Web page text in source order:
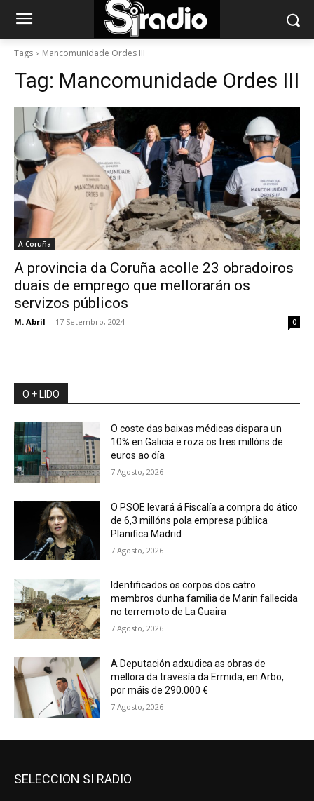
Tags Mancomunidade Ordes III
Tag: Mancomunidade Ordes III
A Coruña
A provincia da Coruña acolle 23 obradoiros
duais de emprego que mellorarán os
servizos públicos
M. Abril - 17 Setembro, 2024 0
O + LIDO
O coste das baixas médicas dispara un
10% en Galicia e roza os tres millóns de
euros ao día
7 Agosto, 2026
O PSOE levará á Fiscalía a compra do ático
de 6,3 millóns pola empresa pública
Planifica Madrid
7 Agosto, 2026
Identificados os corpos dos catro
membros dunha familia de Marín fallecida
no terremoto de La Guaira
7 Agosto, 2026
A Deputación adxudica as obras de
mellora da travesía da Ermida, en Arbo,
por máis de 290.000 €
7 Agosto, 2026
SELECCION SI RADIO